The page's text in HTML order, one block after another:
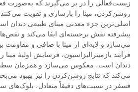
زیست‌فعالی را در بر می‌گیرند که به‌صورت
روشن‌کردن، مینا را بازسازی و تقویت
اصلی‌ترین جزء معدنی مینای طبیعی دندان
پیشرفته نقش برجسته‌ای ایفا می‌کند و
می‌سازد و لایه‌ای از مینا با صافی و مقاومت
فرآیند بازمینرالیزاسیون، فرسایش اولیهٔ
دندان است، معکوس می‌سازد و همزمان سطحی
می‌کند که نتایج روشن‌کردن را نیز بهبود
فسفر در نسبت‌های دقیقاً متعادل، بلوک‌های